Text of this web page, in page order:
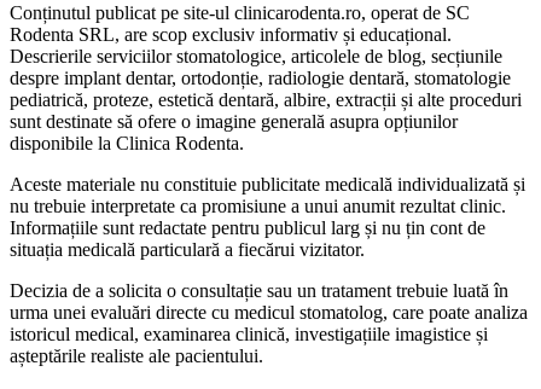
Conținutul publicat pe site-ul clinicarodenta.ro, operat de SC
Rodenta SRL, are scop exclusiv informativ și educațional.
Descrierile serviciilor stomatologice, articolele de blog, secțiunile
despre implant dentar, ortodonție, radiologie dentară, stomatologie
pediatrică, proteze, estetică dentară, albire, extracții și alte proceduri
sunt destinate să ofere o imagine generală asupra opțiunilor
disponibile la Clinica Rodenta.
Aceste materiale nu constituie publicitate medicală individualizată și
nu trebuie interpretate ca promisiune a unui anumit rezultat clinic.
Informațiile sunt redactate pentru publicul larg și nu țin cont de
situația medicală particulară a fiecărui vizitator.
Decizia de a solicita o consultație sau un tratament trebuie luată în
urma unei evaluări directe cu medicul stomatolog, care poate analiza
istoricul medical, examinarea clinică, investigațiile imagistice și
așteptările realiste ale pacientului.